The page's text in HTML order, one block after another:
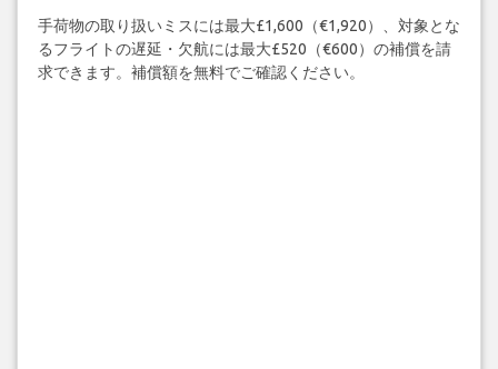
手荷物の取り扱いミスには最大£1,600（€1,920）、対象とな
るフライトの遅延・欠航には最大£520（€600）の補償を請
求できます。補償額を無料でご確認ください。